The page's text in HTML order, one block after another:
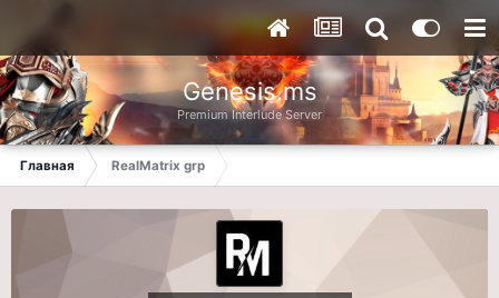
Genesis.ms
Premium Interlude Server
Главная RealMatrix grp